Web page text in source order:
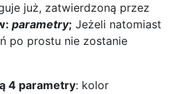
już, zatwierdzoną przez
parametry; Jeżeli natomiast
po prostu nie zostanie
4 parametry: kolor